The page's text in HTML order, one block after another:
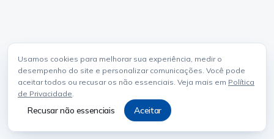
Usamos cookies para melhorar sua experiência, medir o
desempenho do site e personalizar comunicações. Você pode
aceitar todos ou recusar os não essenciais. Veja mais em Política
de Privacidade.
Recusar não essenciais Aceitar